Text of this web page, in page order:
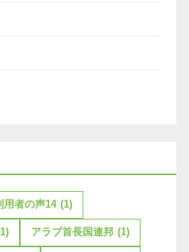
用者の声14 (1)
アラブ首長国連邦 (1)